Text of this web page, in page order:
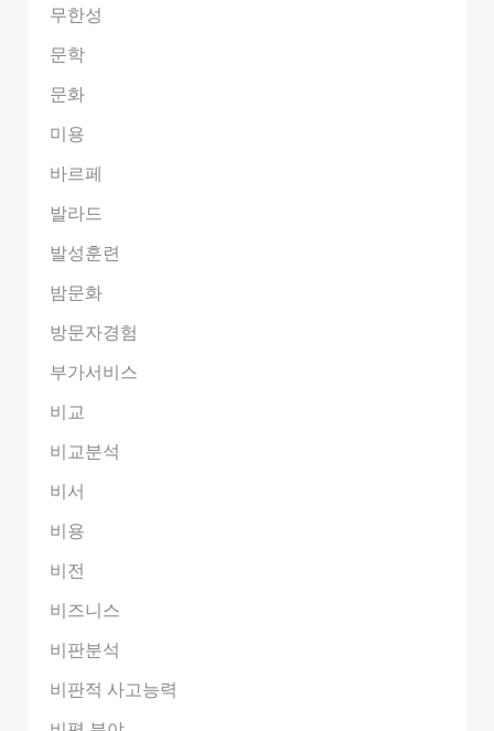
무한성
문학
문화
미용
바르페
발라드
발성훈련
밤문화
방문자경험
부가서비스
비교
비교분석
비서
비용
비전
비즈니스
비판분석
비판적 사고능력